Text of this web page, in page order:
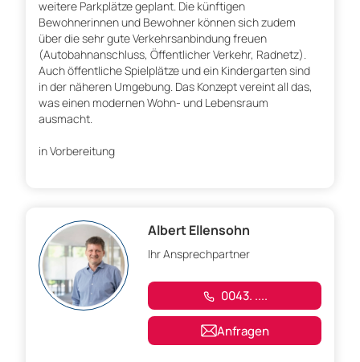
weitere Parkplätze geplant. Die künftigen
Bewohnerinnen und Bewohner können sich zudem
über die sehr gute Verkehrsanbindung freuen
(Autobahnanschluss, Öffentlicher Verkehr, Radnetz).
Auch öffentliche Spielplätze und ein Kindergarten sind
in der näheren Umgebung. Das Konzept vereint all das,
was einen modernen Wohn- und Lebensraum
ausmacht.
in Vorbereitung
Albert Ellensohn
Ihr Ansprechpartner
0043. ....
Anfragen